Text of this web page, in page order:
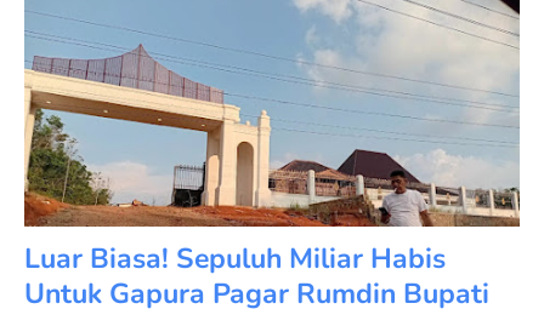
Luar Biasa! Sepuluh Miliar Habis
Untuk Gapura Pagar Rumdin Bupati